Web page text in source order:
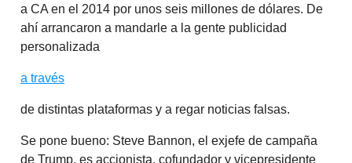
a CA en el 2014 por unos seis millones de dólares. De
ahí arrancaron a mandarle a la gente publicidad
personalizada
a través
de distintas plataformas y a regar noticias falsas.
Se pone bueno: Steve Bannon, el exjefe de campaña
de Trump, es accionista, cofundador y vicepresidente